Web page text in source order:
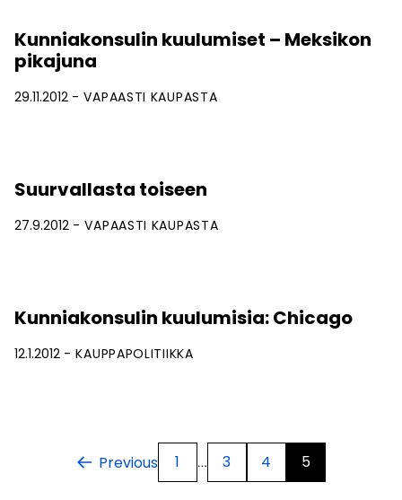
Kunniakonsulin kuulumiset – Meksikon
pikajuna
29.11.2012 VAPAASTI KAUPASTA
Suurvallasta toiseen
27.9.2012 VAPAASTI KAUPASTA
Kunniakonsulin kuulumisia: Chicago
12.1.2012 KAUPPAPOLITIIKKA
Previous 1 … 3 4 5